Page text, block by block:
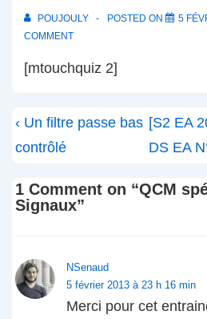
POUJOULY POSTED ON 5
COMMENT
[mtouchquiz 2]
Navigation
de
l’article
Previous
Post
‹ Un filtre passe bas
contrôlé
Next
Post
[S2 EA
DS EA
1 Comment on “QCM
Signaux”
NSenaud
5 février 2013 à 23 h 16 min
Merci pour cet